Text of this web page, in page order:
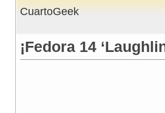
CuartoGeek
¡Fedora 14